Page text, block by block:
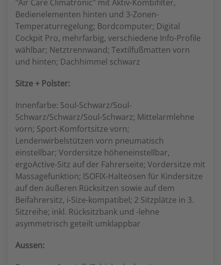
"Air Care Climatronic" mit Aktiv-Kombifilter,
Bedienelementen hinten und 3-Zonen-
Temperaturregelung; Bordcomputer; Digital
Cockpit Pro, mehrfarbig, verschiedene Info-Profile
wählbar; Netztrennwand; Textilfußmatten vorn
und hinten; Dachhimmel schwarz
Sitze + Polster:
Innenfarbe: Soul-Schwarz/Soul-
Schwarz/Schwarz/Soul-Schwarz; Mittelarmlehne
vorn; Sport-Komfortsitze vorn;
Lendenwirbelstützen vorn pneumatisch
einstellbar; Vordersitze höheneinstellbar,
ergoActive-Sitz auf der Fahrerseite; Vordersitze mit
Massagefunktion; ISOFIX-Halteösen für Kindersitze
auf den äußeren Rücksitzen sowie auf dem
Beifahrersitz, i-Size-kompatibel; 2 Sitzplätze in 3.
Sitzreihe; inkl. Rücksitzbank und -lehne
asymmetrisch geteilt umklappbar
Aussen: